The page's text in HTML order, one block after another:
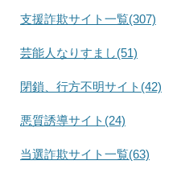
支援詐欺サイト一覧(307)
芸能人なりすまし(51)
閉鎖、行方不明サイト(42)
悪質誘導サイト(24)
当選詐欺サイト一覧(63)